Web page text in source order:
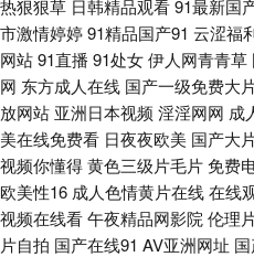
av 韩国无码A 欧美日韩ww 伪娘自慰
幕视频 超碰在线37 九九福利AV导航
频国产 久草香蕉95 亚洲爱爱爱含羞
夜极品 麻豆三级视频 天堂网成人网
91天堂视频 第一福利 精品熟女一区
热狠狠草 日韩精品观看91最新国
市激情婷婷91精品国产91 云涩福
网站91直播 91处女伊人网青青草
网 东方成人在线 国产一级免费大
放网站 亚洲日本视频 淫淫网网 成
美在线免费看 日夜夜欧美 国产大
视频你懂得黄色三级片毛片免费
欧美性16 成人色情黄片在线在线
视频在线看午夜精品网影院 伦理
片自拍 国产在线91 AV亚洲网址